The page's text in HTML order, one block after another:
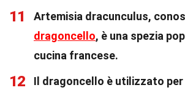
11
Artemisia dracunculus,
dragoncello, è una spezia
cucina francese.
12
Il dragoncello è utilizzato